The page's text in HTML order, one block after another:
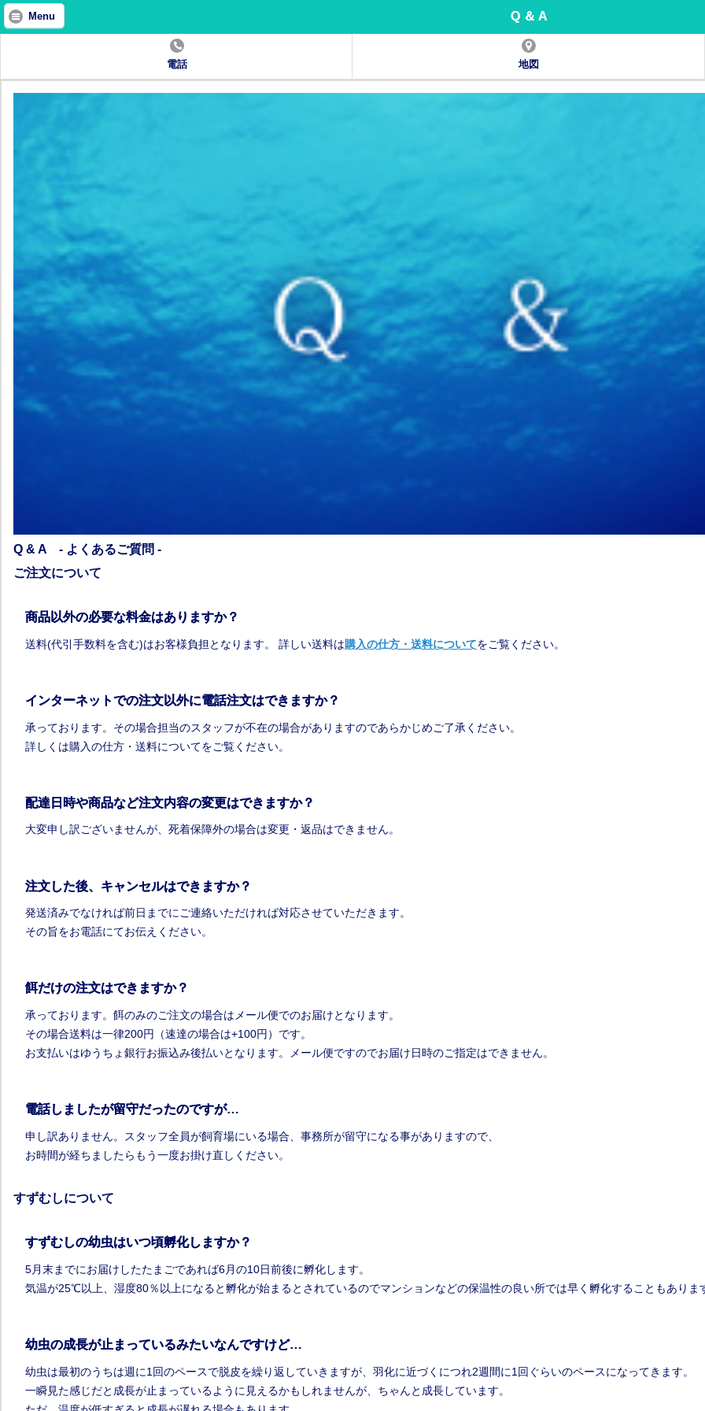
Menu Q ＆ A
電話 地図
Q & A - よくあるご質問 -
ご注文について
商品以外の必要な料金はありますか？
送料(代引手数料を含む)はお客様負担となります。 詳しい送料は購入の仕方・送料についてをご覧ください。
インターネットでの注文以外に電話注文はできますか？
承っております。その場合担当のスタッフが不在の場合がありますのであらかじめご了承ください。
詳しくは購入の仕方・送料についてをご覧ください。
配達日時や商品など注文内容の変更はできますか？
大変申し訳ございませんが、死着保障外の場合は変更・返品はできません。
注文した後、キャンセルはできますか？
発送済みでなければ前日までにご連絡いただければ対応させていただきます。
その旨をお電話にてお伝えください。
餌だけの注文はできますか？
承っております。餌のみのご注文の場合はメール便でのお届けとなります。
その場合送料は一律200円
（速達の場合は+100円）です。
お支払いはゆうちょ銀行お振込み後払いとなります。メール便ですのでお届け日時のご指定はできません。
電話しましたが留守だったのですが…
申し訳ありません。スタッフ全員が飼育場にいる場合、事務所が留守になる事がありますので、
お時間が経ちましたらもう一度お掛け直しください。
すずむしについて
すずむしの幼虫はいつ頃孵化しますか？
5月末までにお届けしたたまごであれば6月の10日前後に孵化します。
気温が25℃以上、湿度80％以上になると孵化が始まるとされているのでマンションなどの保温性の良い所では早く孵化することもありま
幼虫の成長が止まっているみたいなんですけど…
幼虫は最初のうちは週に1回のペースで脱皮を繰り返していきますが、羽化に近づくにつれ2週間に1回ぐらいのペースになってきます。
一瞬見た感じだと成長が止まっているように見えるかもしれませんが、ちゃんと成長しています。